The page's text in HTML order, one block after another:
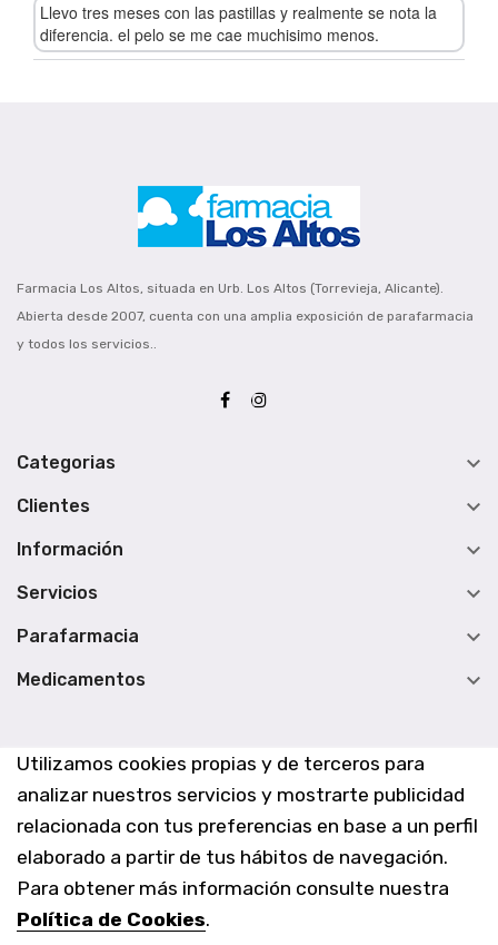
Utilizamos cookies propias y de terceros para
analizar nuestros servicios y mostrarte publicidad
relacionada con tus preferencias en base a un perfil
elaborado a partir de tus hábitos de navegación.
Para obtener más información consulte nuestra
Política de Cookies.
Llevo tres meses con las pastillas y realmente se nota la
diferencia. el pelo se me cae muchisimo menos.
Farmacia Los Altos, situada en Urb. Los Altos (Torrevieja, Alicante).
Abierta desde 2007, cuenta con una amplia exposición de parafarmacia
y todos los servicios..
Categorias 
Clientes 
Información 
Servicios 
Parafarmacia 
Medicamentos 